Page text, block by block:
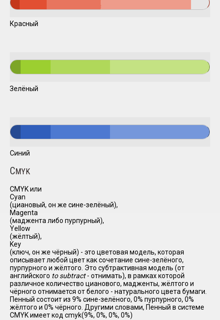
Красный
Зелёный
Синий
CMYK
CMYK или
Cyan
(циановый, он же сине-зелёный),
Magenta
(маджента либо пурпурный),
Yellow
(жёлтый),
Key
(ключ, он же чёрный) - это цветовая модель, которая
описывает любой цвет как сочетание сине-зелёного,
пурпурного и жёлтого. Это субтрактивная модель (от
английского to subtract- отнимать), в рамках которой
различное количество цианового, мадженты, жёлтого и
чёрного отнимается от белого - натурального цвета бумаги.
Пенный состоит из 9% сине-зелёного, 0% пурпурного, 0%
жёлтого и 0% чёрного. Другими словами, Пенный в системе
CMYK имеет код cmyk(9%, 0%, 0%, 0%)